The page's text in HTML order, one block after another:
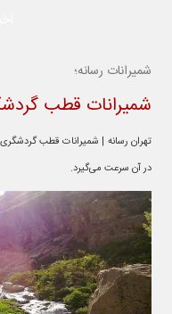
شمیرانات رسانه؛
شمیرانات قطب
تهران رسانه | شمیرانات قطب
در آن سرعت می‌گیرد.